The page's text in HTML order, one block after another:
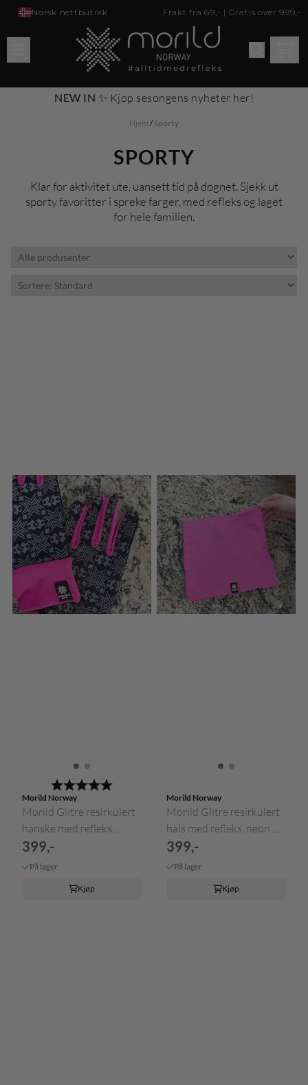
Hopp til innhold
Norsk nettbutikk Frakt fra 69,- | Gratis over 999,-
NEW IN ✨ Kjøp sesongens nyheter her!
Hjem /Sporty
SPORTY
Klar for aktivitet ute, uansett tid på døgnet. Sjekk ut
sporty favoritter i spreke farger, med refleks og laget
for hele familien.
Karakter:
Morild Norway
Morild Glitre resirkulert
hanske med refleks, ...
399,-
På lager
Kjøp
Morild Norway
Morild Glitre resirkulert
hals med refleks, neon ...
399,-
På lager
Kjøp